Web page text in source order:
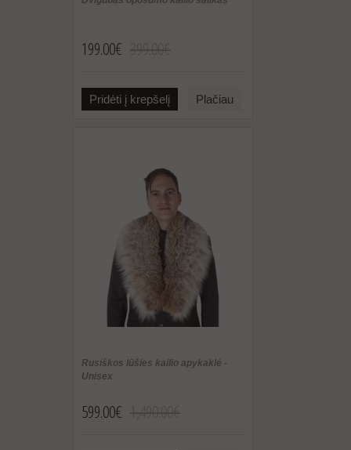
199.00€
Pridėti į krepšelį Plačiau
Rusiškos lūšies kailio apykaklė -
Unisex
599.00€